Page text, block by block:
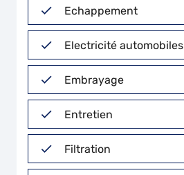
Echappement
Electricité automobiles
Embrayage
Entretien
Filtration